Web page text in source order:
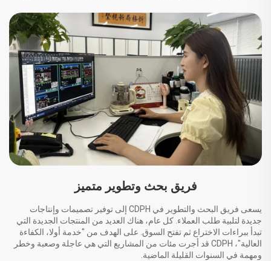
فريق بحث وتطوير متميز
يسعى فريق البحث والتطوير في CDPH إلى توفير تصميمات وإنتاجات
جديدة لتلبية طلب العملاء. كل عام، هناك العديد من المنتجات الجديدة التي
تبدأ ببراءات الاختراع ثم تفتح السوق. على الهدف من "خدمة أولا، الكفاءة
العالية"، CDPH قد أجرت مئات من المشاريع التي هي عاجلة وصعبة وخطر
ومهمة في السنوات القليلة الماضية.